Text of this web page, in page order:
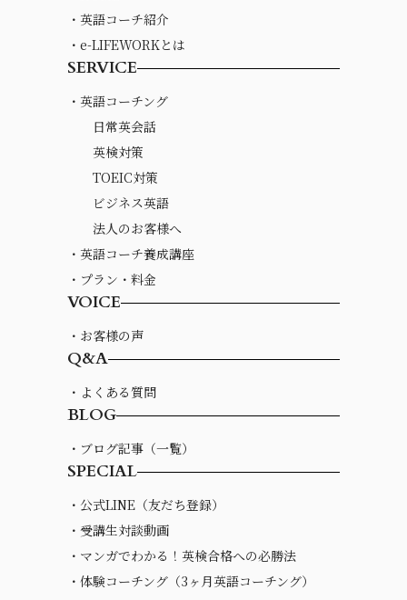
・英語コーチ紹介
・e-LIFEWORKとは
SERVICE
・英語コーチング
日常英会話
英検対策
TOEIC対策
ビジネス英語
法人のお客様へ
・英語コーチ養成講座
・プラン・料金
VOICE
・お客様の声
Q&A
・よくある質問
BLOG
・ブログ記事（一覧）
SPECIAL
・公式LINE（友だち登録）
・受講生対談動画
・マンガでわかる！英検合格への必勝法
・体験コーチング（3ヶ月英語コーチング）